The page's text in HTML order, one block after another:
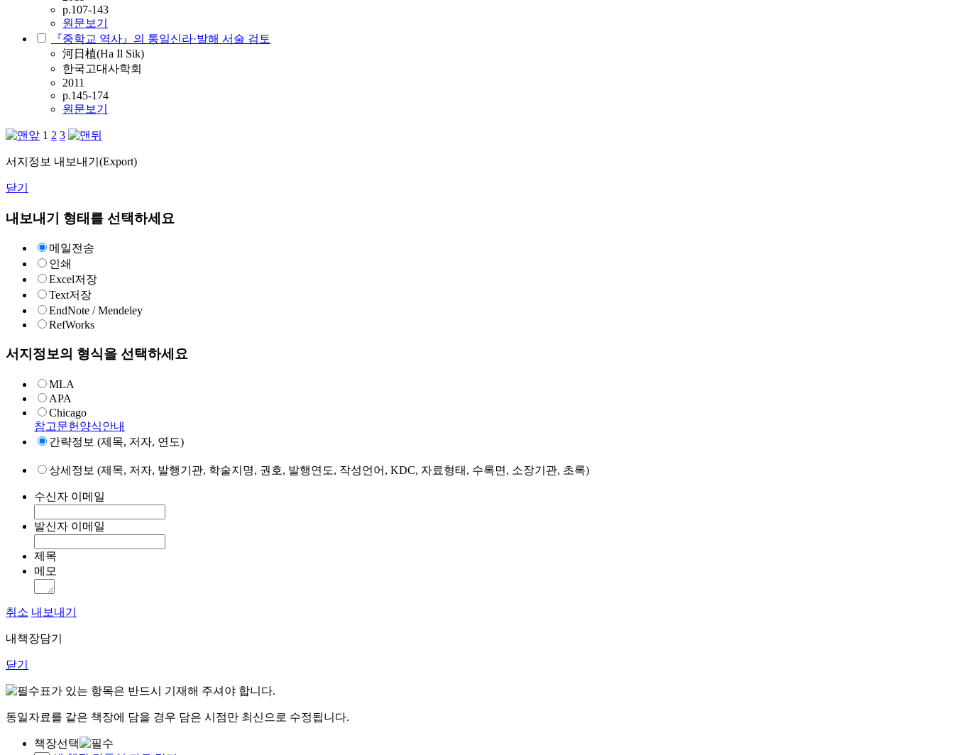
p.107-143
원문보기
『중학교 역사』의 통일신라·발해 서술 검토
河日植(Ha Il Sik)
한국고대사학회
2011
p.145-174
원문보기
1 2 3
서지정보 내보내기(Export)
닫기
내보내기 형태를 선택하세요
메일전송
인쇄
Excel저장
Text저장
EndNote / Mendeley
RefWorks
서지정보의 형식을 선택하세요
MLA
APA
Chicago
참고문헌양식안내
간략정보 (제목, 저자, 연도)
상세정보 (제목, 저자, 발행기관, 학술지명, 권호, 발행연도, 작성언어, KDC, 자료형태, 수록면, 소장기관, 초록)
수신자 이메일
발신자 이메일
제목
메모
취소 내보내기
내책장담기
닫기
표가 있는 항목은 반드시 기재해 주셔야 합니다.
동일자료를 같은 책장에 담을 경우 담은 시점만 최신으로 수정됩니다.
책장선택